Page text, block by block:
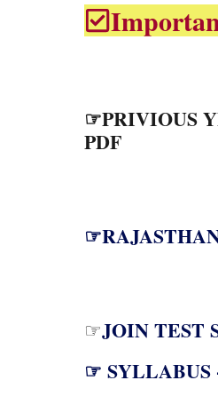
☞PRIVIOUS
PDF
☞JOIN TEST
☞ SYLLABUS